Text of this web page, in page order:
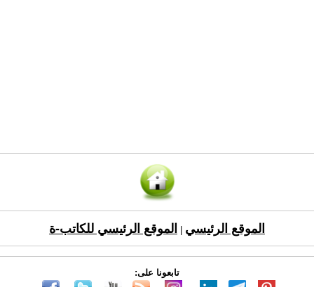
الموقع الرئيسي الموقع الرئيسي للكاتب-ة
تابعونا على: